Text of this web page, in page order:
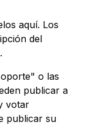
aquí. Los
del
o las
publicar a
votar
publicar su